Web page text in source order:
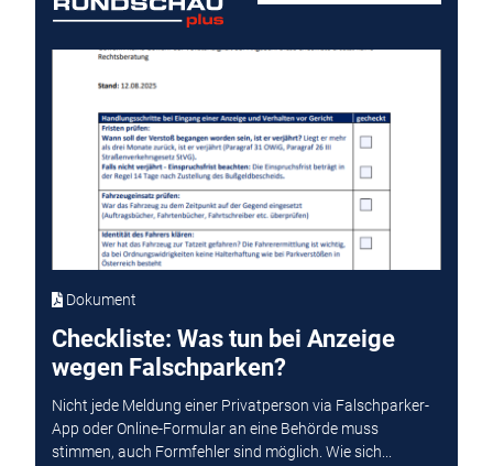
Dokument
Checkliste: Was tun bei Anzeige
wegen Falschparken?
Nicht jede Meldung einer Privatperson via Falschparker-
App oder Online-Formular an eine Behörde muss
stimmen, auch Formfehler sind möglich. Wie sich...